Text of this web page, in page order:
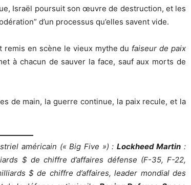
Israël poursuit son œuvre de destruction, et les
d’un processus qu’elles savent vide.
remis en scène le vieux mythe du faiseur de paix
à chacun de sauver la face, sauf aux morts de
de main, la guerre continue, la paix recule, et la
américain (« Big Five ») : Lockheed Martin :
$ de chiffre d’affaires défense (F-35, F-22,
$ de chiffre d’affaires, leader mondial des